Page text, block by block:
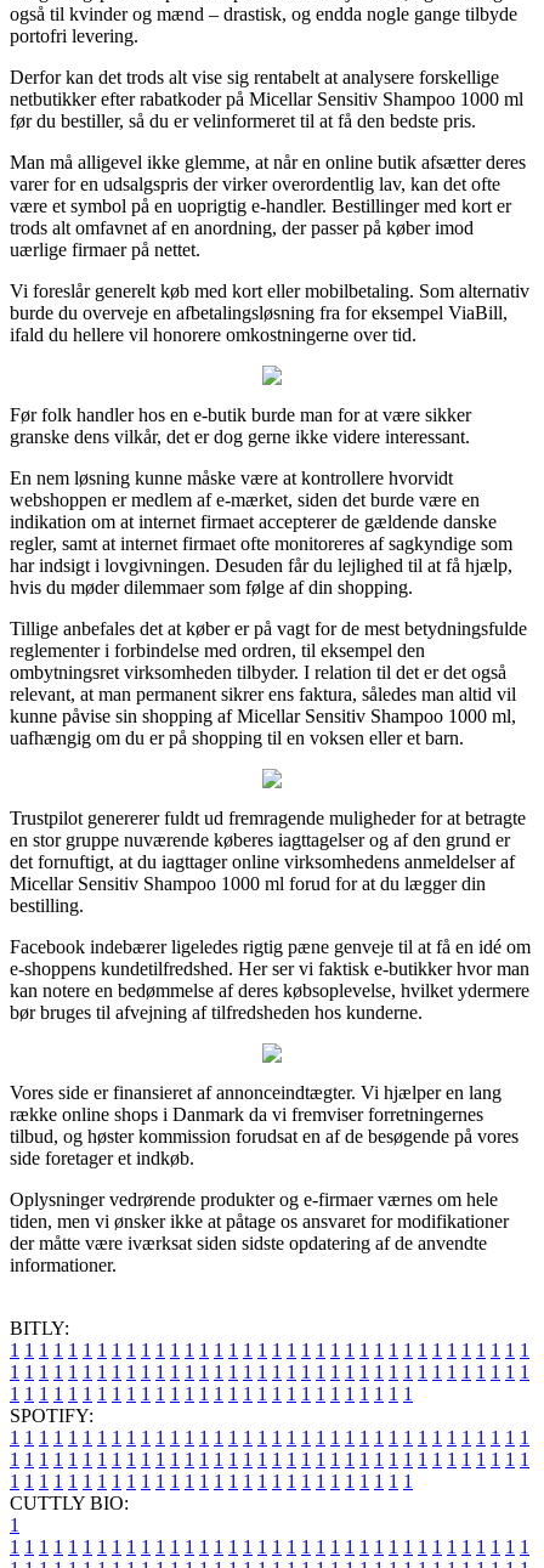
også til kvinder og mænd – drastisk, og endda nogle gange tilbyde
portofri levering.
Derfor kan det trods alt vise sig rentabelt at analysere forskellige
netbutikker efter rabatkoder på Micellar Sensitiv Shampoo 1000 ml
før du bestiller, så du er velinformeret til at få den bedste pris.
Man må alligevel ikke glemme, at når en online butik afsætter deres
varer for en udsalgspris der virker overordentlig lav, kan det ofte
være et symbol på en uoprigtig e-handler. Bestillinger med kort er
trods alt omfavnet af en anordning, der passer på køber imod
uærlige firmaer på nettet.
Vi foreslår generelt køb med kort eller mobilbetaling. Som alternativ
burde du overveje en afbetalingsløsning fra for eksempel ViaBill,
ifald du hellere vil honorere omkostningerne over tid.
Før folk handler hos en e-butik burde man for at være sikker
granske dens vilkår, det er dog gerne ikke videre interessant.
En nem løsning kunne måske være at kontrollere hvorvidt
webshoppen er medlem af e-mærket, siden det burde være en
indikation om at internet firmaet accepterer de gældende danske
regler, samt at internet firmaet ofte monitoreres af sagkyndige som
har indsigt i lovgivningen. Desuden får du lejlighed til at få hjælp,
hvis du møder dilemmaer som følge af din shopping.
Tillige anbefales det at køber er på vagt for de mest betydningsfulde
reglementer i forbindelse med ordren, til eksempel den
ombytningsret virksomheden tilbyder. I relation til det er det også
relevant, at man permanent sikrer ens faktura, således man altid vil
kunne påvise sin shopping af Micellar Sensitiv Shampoo 1000 ml,
uafhængig om du er på shopping til en voksen eller et barn.
Trustpilot genererer fuldt ud fremragende muligheder for at betragte
en stor gruppe nuværende køberes iagttagelser og af den grund er
det fornuftigt, at du iagttager online virksomhedens anmeldelser af
Micellar Sensitiv Shampoo 1000 ml forud for at du lægger din
bestilling.
Facebook indebærer ligeledes rigtig pæne genveje til at få en idé om
e-shoppens kundetilfredshed. Her ser vi faktisk e-butikker hvor man
kan notere en bedømmelse af deres købsoplevelse, hvilket ydermere
bør bruges til afvejning af tilfredsheden hos kunderne.
Vores side er finansieret af annonceindtægter. Vi hjælper en lang
række online shops i Danmark da vi fremviser forretningernes
tilbud, og høster kommission forudsat en af de besøgende på vores
side foretager et indkøb.
Oplysninger vedrørende produkter og e-firmaer værnes om hele
tiden, men vi ønsker ikke at påtage os ansvaret for modifikationer
der måtte være iværksat siden sidste opdatering af de anvendte
informationer.
BITLY:
1 1 1 1 1 1 1 1 1 1 1 1 1 1 1 1 1 1 1 1 1 1 1 1 1 1 1 1 1 1 1 1 1 1 1 1
1 1 1 1 1 1 1 1 1 1 1 1 1 1 1 1 1 1 1 1 1 1 1 1 1 1 1 1 1 1 1 1 1 1 1 1
1 1 1 1 1 1 1 1 1 1 1 1 1 1 1 1 1 1 1 1 1 1 1 1 1 1 1 1
SPOTIFY:
1 1 1 1 1 1 1 1 1 1 1 1 1 1 1 1 1 1 1 1 1 1 1 1 1 1 1 1 1 1 1 1 1 1 1 1
1 1 1 1 1 1 1 1 1 1 1 1 1 1 1 1 1 1 1 1 1 1 1 1 1 1 1 1 1 1 1 1 1 1 1 1
1 1 1 1 1 1 1 1 1 1 1 1 1 1 1 1 1 1 1 1 1 1 1 1 1 1 1 1
CUTTLY BIO:
1
1 1 1 1 1 1 1 1 1 1 1 1 1 1 1 1 1 1 1 1 1 1 1 1 1 1 1 1 1 1 1 1 1 1 1 1